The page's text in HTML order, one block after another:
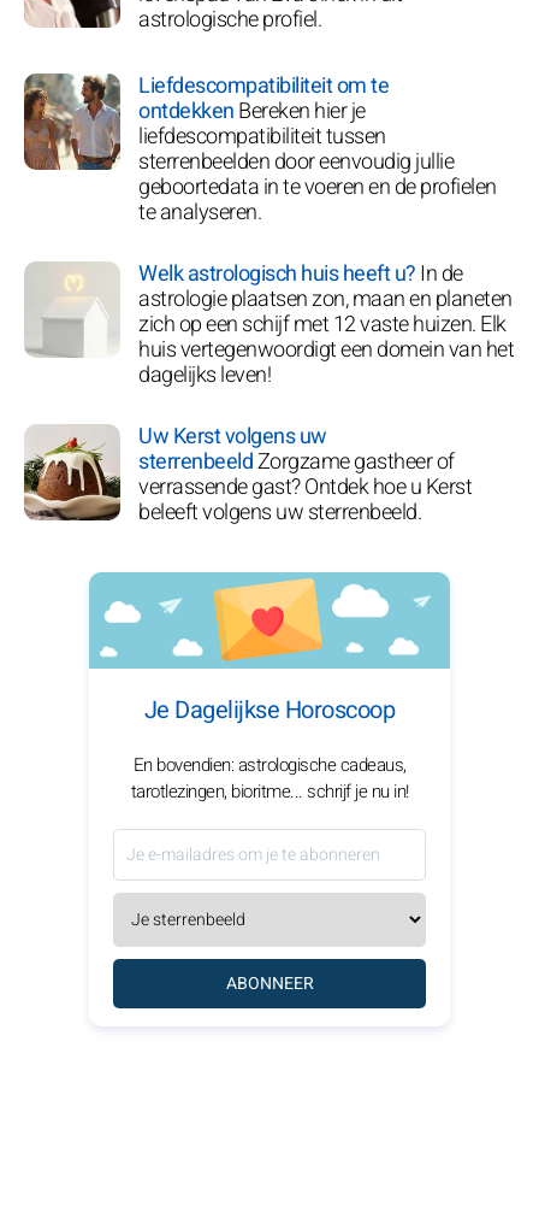
astrologische profiel.
Liefdescompatibiliteit om te
ontdekkenBereken hier je
liefdescompatibiliteit tussen
sterrenbeelden door eenvoudig jullie
geboortedata in te voeren en de profielen
te analyseren.
Welk astrologisch huis heeft u?In de
astrologie plaatsen zon, maan en planeten
zich op een schijf met 12 vaste huizen. Elk
huis vertegenwoordigt een domein van het
dagelijks leven!
Uw Kerst volgens uw
sterrenbeeldZorgzame gastheer of
verrassende gast? Ontdek hoe u Kerst
beleeft volgens uw sterrenbeeld.
Je Dagelijkse Horoscoop
En bovendien: astrologische cadeaus,
tarotlezingen, bioritme... schrijf je nu in!
ABONNEER